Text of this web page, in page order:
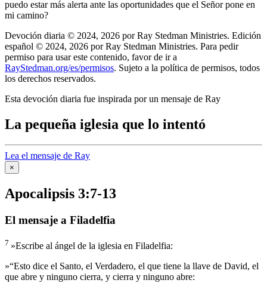
puedo estar más alerta ante las oportunidades que el Señor pone en
mi camino?
Devoción diaria © 2024, 2026 por Ray Stedman Ministries. Edición
español © 2024, 2026 por Ray Stedman Ministries. Para pedir
permiso para usar este contenido, favor de ir a
RayStedman.org/es/permisos. Sujeto a la política de permisos, todos
los derechos reservados.
Esta devoción diaria fue inspirada por un mensaje de Ray
La pequeña iglesia que lo intentó
Lea el mensaje de Ray
×
Apocalipsis 3:7-13
El mensaje a Filadelfia
7 »Escribe al ángel de la iglesia en Filadelfia:
»“Esto dice el Santo, el Verdadero, el que tiene la llave de David, el
que abre y ninguno cierra, y cierra y ninguno abre: